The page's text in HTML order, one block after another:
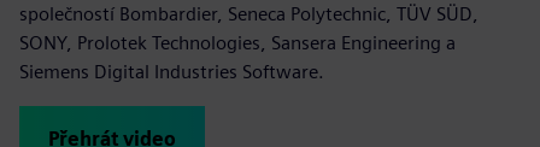
společností Bombardier, Seneca Polytechnic, TÜV SÜD,
SONY, Prolotek Technologies, Sansera Engineering a
Siemens Digital Industries Software.
Přehrát video